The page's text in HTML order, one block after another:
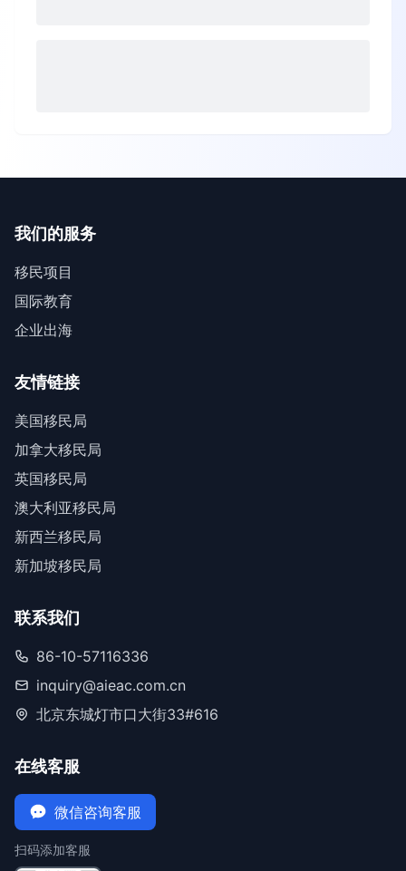
我们的服务
移民项目
国际教育
企业出海
友情链接
美国移民局
加拿大移民局
英国移民局
澳大利亚移民局
新西兰移民局
新加坡移民局
联系我们
86-10-57116336
inquiry@aieac.com.cn
北京东城灯市口大街33#616
在线客服
微信咨询客服
扫码添加客服